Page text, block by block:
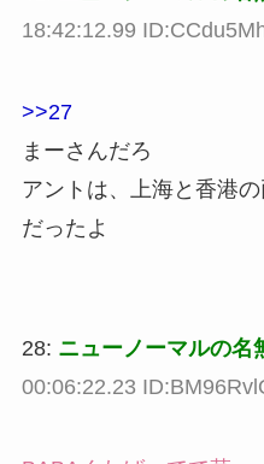
18:42:12.99
>>27
まーさんだろ
アントは、上海と香港
だったよ
28: ニューノーマルの名
00:06:22.23